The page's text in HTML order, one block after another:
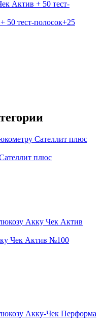
50 тест-полосок+25
плюс
Чек Актив №100